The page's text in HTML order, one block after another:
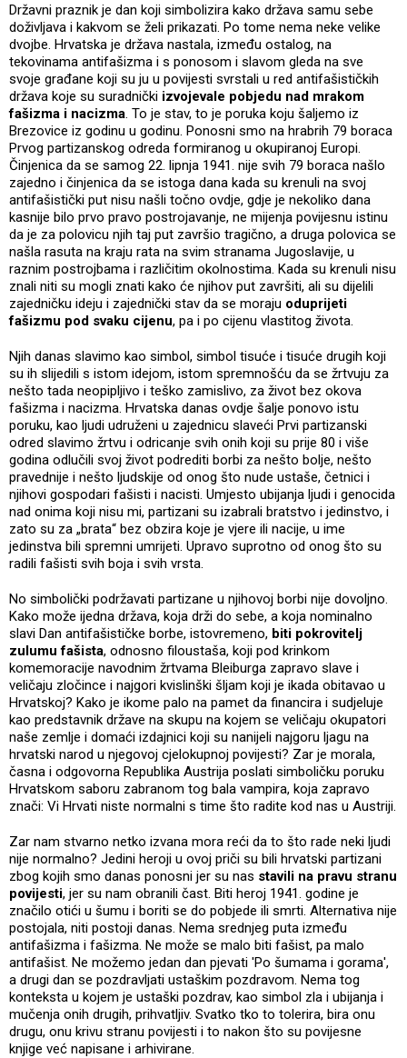
Državni praznik je dan koji simbolizira kako država samu sebe
doživljava i kakvom se želi prikazati. Po tome nema neke velike
dvojbe. Hrvatska je država nastala, između ostalog, na
tekovinama antifašizma i s ponosom i slavom gleda na sve
svoje građane koji su ju u povijesti svrstali u red antifašističkih
država koje su suradnički izvojevale pobjedu nad mrakom
fašizma i nacizma. To je stav, to je poruka koju šaljemo iz
Brezovice iz godinu u godinu. Ponosni smo na hrabrih 79 boraca
Prvog partizanskog odreda formiranog u okupiranoj Europi.
Činjenica da se samog 22. lipnja 1941. nije svih 79 boraca našlo
zajedno i činjenica da se istoga dana kada su krenuli na svoj
antifašistički put nisu našli točno ovdje, gdje je nekoliko dana
kasnije bilo prvo pravo postrojavanje, ne mijenja povijesnu istinu
da je za polovicu njih taj put završio tragično, a druga polovica se
našla rasuta na kraju rata na svim stranama Jugoslavije, u
raznim postrojbama i različitim okolnostima. Kada su krenuli nisu
znali niti su mogli znati kako će njihov put završiti, ali su dijelili
zajedničku ideju i zajednički stav da se moraju oduprijeti
fašizmu pod svaku cijenu, pa i po cijenu vlastitog života.
Njih danas slavimo kao simbol, simbol tisuće i tisuće drugih koji
su ih slijedili s istom idejom, istom spremnošću da se žrtvuju za
nešto tada neopipljivo i teško zamislivo, za život bez okova
fašizma i nacizma. Hrvatska danas ovdje šalje ponovo istu
poruku, kao ljudi udruženi u zajednicu slaveći Prvi partizanski
odred slavimo žrtvu i odricanje svih onih koji su prije 80 i više
godina odlučili svoj život podrediti borbi za nešto bolje, nešto
pravednije i nešto ljudskije od onog što nude ustaše, četnici i
njihovi gospodari fašisti i nacisti. Umjesto ubijanja ljudi i genocida
nad onima koji nisu mi, partizani su izabrali bratstvo i jedinstvo, i
zato su za „brata“ bez obzira koje je vjere ili nacije, u ime
jedinstva bili spremni umrijeti. Upravo suprotno od onog što su
radili fašisti svih boja i svih vrsta.
No simbolički podržavati partizane u njihovoj borbi nije dovoljno.
Kako može ijedna država, koja drži do sebe, a koja nominalno
slavi Dan antifašističke borbe, istovremeno, biti pokrovitelj
zulumu fašista, odnosno filoustaša, koji pod krinkom
komemoracije navodnim žrtvama Bleiburga zapravo slave i
veličaju zločince i najgori kvislinški šljam koji je ikada obitavao u
Hrvatskoj? Kako je ikome palo na pamet da financira i sudjeluje
kao predstavnik države na skupu na kojem se veličaju okupatori
naše zemlje i domaći izdajnici koji su nanijeli najgoru ljagu na
hrvatski narod u njegovoj cjelokupnoj povijesti? Zar je morala,
časna i odgovorna Republika Austrija poslati simboličku poruku
Hrvatskom saboru zabranom tog bala vampira, koja zapravo
znači: Vi Hrvati niste normalni s time što radite kod nas u Austriji.
Zar nam stvarno netko izvana mora reći da to što rade neki ljudi
nije normalno? Jedini heroji u ovoj priči su bili hrvatski partizani
zbog kojih smo danas ponosni jer su nas stavili na pravu stranu
povijesti, jer su nam obranili čast. Biti heroj 1941. godine je
značilo otići u šumu i boriti se do pobjede ili smrti. Alternativa nije
postojala, niti postoji danas. Nema srednjeg puta između
antifašizma i fašizma. Ne može se malo biti fašist, pa malo
antifašist. Ne možemo jedan dan pjevati 'Po šumama i gorama',
a drugi dan se pozdravljati ustaškim pozdravom. Nema tog
konteksta u kojem je ustaški pozdrav, kao simbol zla i ubijanja i
mučenja onih drugih, prihvatljiv. Svatko tko to tolerira, bira onu
drugu, onu krivu stranu povijesti i to nakon što su povijesne
knjige već napisane i arhivirane.